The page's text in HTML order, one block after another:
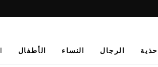
احذية الرجال النساء الأطفال